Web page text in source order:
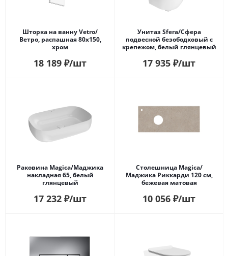
Шторка на ванну Vetro/
Ветро, распашная 80х150,
хром
18 189 ₽/шт
Унитаз Sfera/Сфера
подвесной безободковый с
крепежом, белый глянцевый
17 935 ₽/шт
Раковина Magica/Маджика
накладная 65, белый
глянцевый
17 232 ₽/шт
Столешница Magica/
Маджика Риккарди 120 см,
бежевая матовая
10 056 ₽/шт